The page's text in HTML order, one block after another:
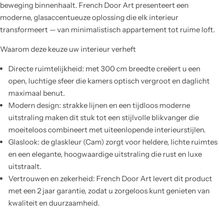
beweging binnenhaalt. French Door Art presenteert een
moderne, glasaccentueuze oplossing die elk interieur
transformeert — van minimalistisch appartement tot ruime loft.
Waarom deze keuze uw interieur verheft
Directe ruimtelijkheid: met 300 cm breedte creëert u een
open, luchtige sfeer die kamers optisch vergroot en daglicht
maximaal benut.
Modern design: strakke lijnen en een tijdloos moderne
uitstraling maken dit stuk tot een stijlvolle blikvanger die
moeiteloos combineert met uiteenlopende interieurstijlen.
Glaslook: de glaskleur (Cam) zorgt voor heldere, lichte ruimtes
en een elegante, hoogwaardige uitstraling die rust en luxe
uitstraalt.
Vertrouwen en zekerheid: French Door Art levert dit product
met een 2 jaar garantie, zodat u zorgeloos kunt genieten van
kwaliteit en duurzaamheid.